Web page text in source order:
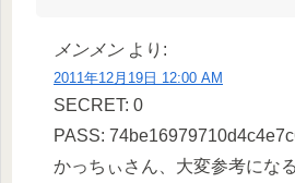
メンメン より:
2011年12月19日 12:00 AM
SECRET: 0
PASS:
かっちぃさん、大変参考にな